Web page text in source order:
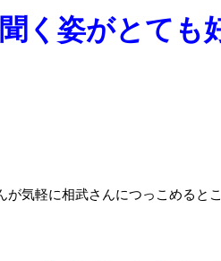
く姿がとても
気軽に相武さんにつっこめると